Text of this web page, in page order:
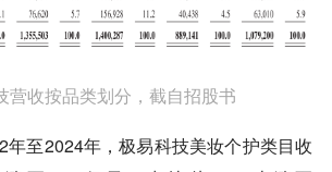
营收按品类划分，截自招股书
年至2024年，极易科技美妆个护类目收